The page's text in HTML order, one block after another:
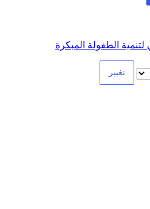
لتنمية الطفولة المبكرة